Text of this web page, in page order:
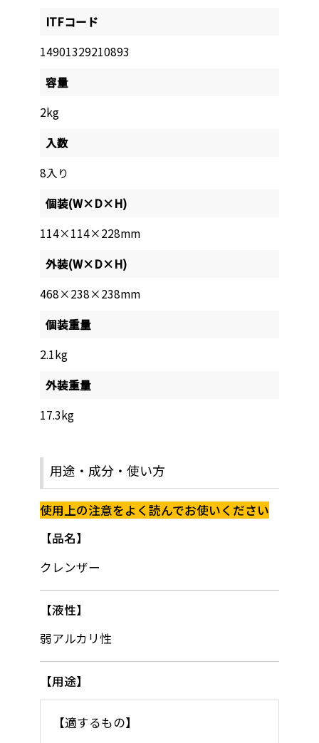
ITFコード
14901329210893
容量
2kg
入数
8入り
個装(W×D×H)
114×114×228mm
外装(W×D×H)
468×238×238mm
個装重量
2.1kg
外装重量
17.3kg
用途・成分・使い方
使用上の注意をよく読んでお使いください
品名
クレンザー
液性
弱アルカリ性
用途
【適するもの】